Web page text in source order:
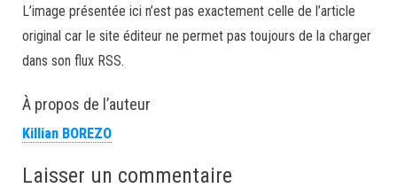
L’image présentée ici n’est pas exactement celle de l’article
original car le site éditeur ne permet pas toujours de la charger
dans son flux RSS.
À propos de l’auteur
Killian BOREZO
Laisser un commentaire